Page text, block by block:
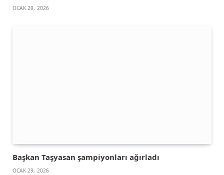
OCAK 29, 2026
Başkan Taşyasan şampiyonları ağırladı
OCAK 29, 2026